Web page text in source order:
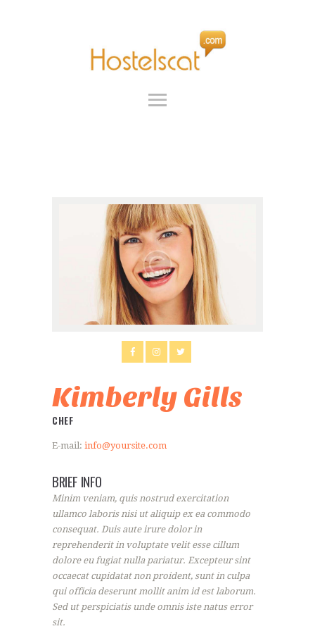
HOSTELSCAT
SERVICIOS
GRUPOS
FAQ
Kimberly Gills
CHEF
E-mail: info@yoursite.com
BRIEF INFO
Minim veniam, quis nostrud exercitation
ullamco laboris nisi ut aliquip ex ea commodo
consequat. Duis aute irure dolor in
reprehenderit in voluptate velit esse cillum
dolore eu fugiat nulla pariatur. Excepteur sint
occaecat cupidatat non proident, sunt in culpa
qui officia deserunt mollit anim id est laborum.
Sed ut perspiciatis unde omnis iste natus error
sit.